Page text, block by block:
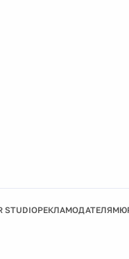
STUDIOРЕКЛАМОДАТЕЛЯМ